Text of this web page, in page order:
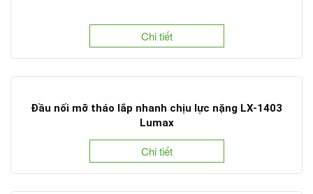
Chi tiết
Đầu nối mỡ tháo lắp nhanh chịu lực nặng LX-1403
Lumax
Chi tiết